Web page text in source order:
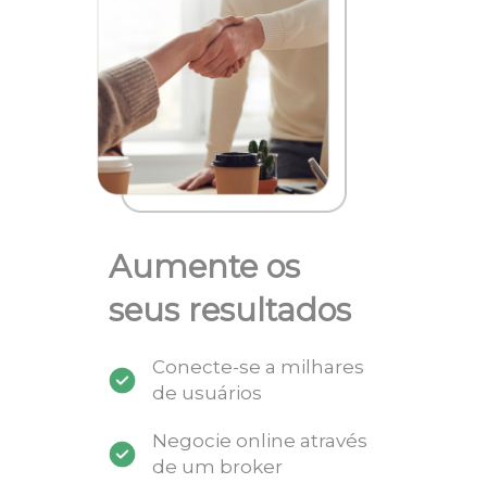
Aumente os
seus resultados
Conecte-se a milhares
de usuários
Negocie online através
de um broker